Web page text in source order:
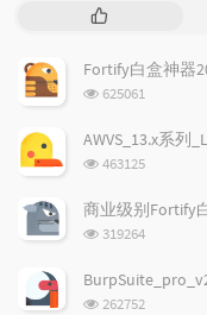
热
文
章
Fortify白盒神器
浏
次
625061
AWVS_13.x系列
浏
次
463125
商业级别Fortify
浏
次
数:
319264
浏
262752